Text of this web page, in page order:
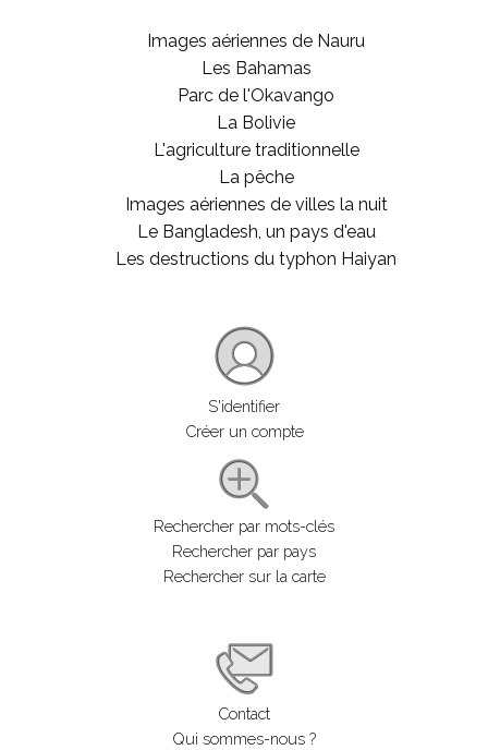
Images aériennes de Nauru
Les Bahamas
Parc de l'Okavango
La Bolivie
L'agriculture traditionnelle
La pêche
Images aériennes de villes la nuit
Le Bangladesh, un pays d'eau
Les destructions du typhon Haiyan
S'identifier
Créer un compte
Rechercher par mots-clés
Rechercher par pays
Rechercher sur la carte
Contact
Qui sommes-nous ?